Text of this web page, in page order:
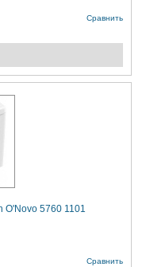
Сравнить
O'Novo 5760 1101
Сравнить